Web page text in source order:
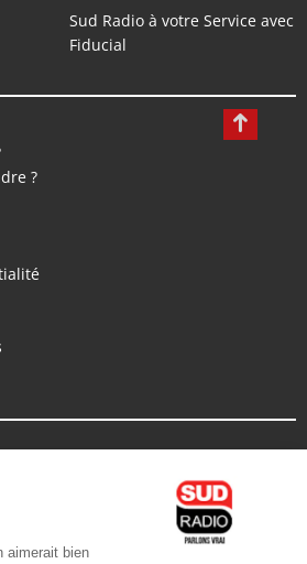
Sud Radio à votre Service avec
Fiducial
?
/ Android